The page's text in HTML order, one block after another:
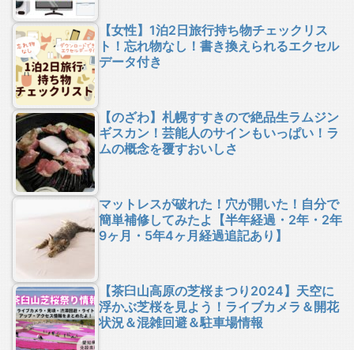
【女性】1泊2日旅行持ち物チェックリス
ト！忘れ物なし！書き換えられるエクセル
データ付き
【のざわ】札幌すすきので絶品生ラムジン
ギスカン！芸能人のサインもいっぱい！ラ
ムの概念を覆すおいしさ
マットレスが破れた！穴が開いた！自分で
簡単補修してみたよ【半年経過・2年・2年
9ヶ月・5年4ヶ月経過追記あり】
【茶臼山高原の芝桜まつり2024】天空に
浮かぶ芝桜を見よう！ライブカメラ＆開花
状況＆混雑回避＆駐車場情報